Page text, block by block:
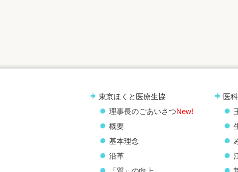
東京ほくと医療生協
理事長のごあいさつNew!
概要
基本理念
沿革
医